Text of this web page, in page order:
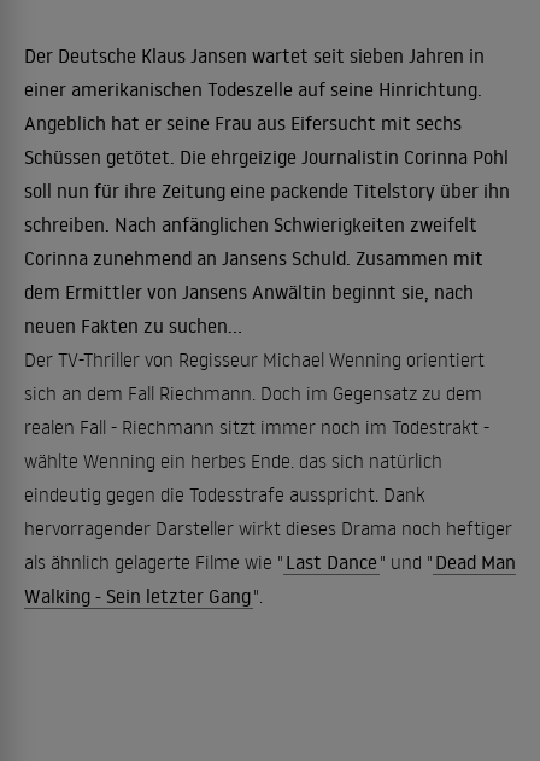
Der Deutsche Klaus Jansen wartet seit sieben Jahren in
einer amerikanischen Todeszelle auf seine Hinrichtung.
Angeblich hat er seine Frau aus Eifersucht mit sechs
Schüssen getötet. Die ehrgeizige Journalistin Corinna Pohl
soll nun für ihre Zeitung eine packende Titelstory über ihn
schreiben. Nach anfänglichen Schwierigkeiten zweifelt
Corinna zunehmend an Jansens Schuld. Zusammen mit
dem Ermittler von Jansens Anwältin beginnt sie, nach
neuen Fakten zu suchen...
Der TV-Thriller von Regisseur Michael Wenning orientiert
sich an dem Fall Riechmann. Doch im Gegensatz zu dem
realen Fall - Riechmann sitzt immer noch im Todestrakt -
wählte Wenning ein herbes Ende. das sich natürlich
eindeutig gegen die Todesstrafe ausspricht. Dank
hervorragender Darsteller wirkt dieses Drama noch heftiger
als ähnlich gelagerte Filme wie " Last Dance " und " Dead Man
Walking - Sein letzter Gang".